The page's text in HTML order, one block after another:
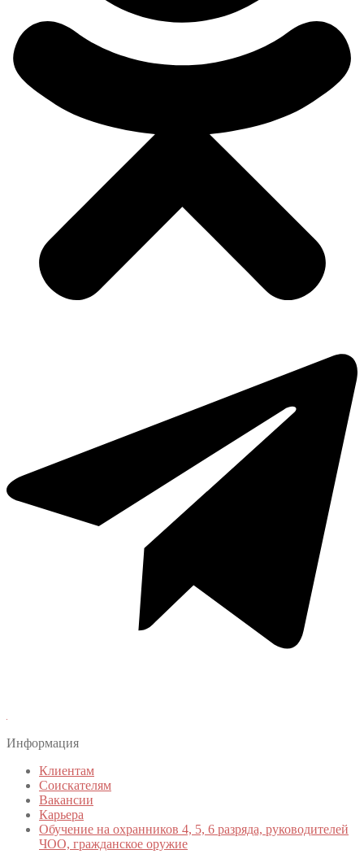
Информация
Клиентам
Соискателям
Вакансии
Карьера
Обучение на охранников 4, 5, 6 разряда, руководителей
ЧОО, гражданское оружие